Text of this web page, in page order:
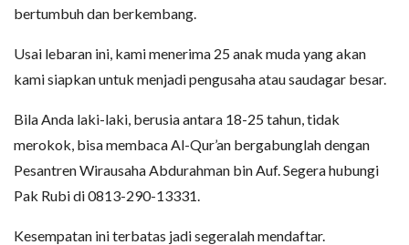
bertumbuh dan berkembang.
Usai lebaran ini, kami menerima 25 anak muda yang akan
kami siapkan untuk menjadi pengusaha atau saudagar besar.
Bila Anda laki-laki, berusia antara 18-25 tahun, tidak
merokok, bisa membaca Al-Qur’an bergabunglah dengan
Pesantren Wirausaha Abdurahman bin Auf. Segera hubungi
Pak Rubi di 0813-290-13331.
Kesempatan ini terbatas jadi segeralah mendaftar.